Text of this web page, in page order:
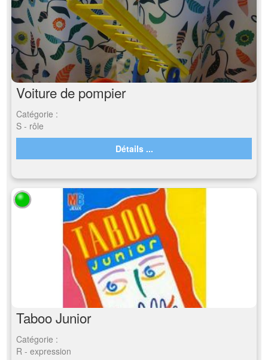
Voiture de pompier
Catégorie :
S - rôle
Détails ...
Taboo Junior
Catégorie :
R - expression